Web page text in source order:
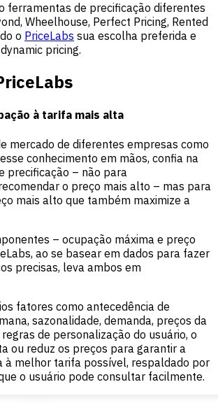
ferramentas de precificação diferentes
Wheelhouse, Perfect Pricing, Rented
o PriceLabs sua escolha preferida e
pricing.
à tarifa mais alta
mercado de diferentes empresas como
conhecimento em mãos, confia na
precificação – não para
o preço mais alto – mas para
mais alto que também maximize a
– ocupação máxima e preço
ao se basear em dados para fazer
precisas, leva ambos em
fatores como antecedência de
sazonalidade, demanda, preços da
de personalização do usuário, o
ou reduz os preços para garantir a
à melhor tarifa possível, respaldado por
o usuário pode consultar facilmente.